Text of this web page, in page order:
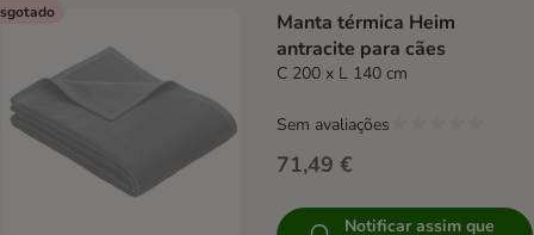
Manta térmica Heim
antracite para cães
C 200 x L 140 cm
71,49 €
Sem avaliações
Notificar assim que